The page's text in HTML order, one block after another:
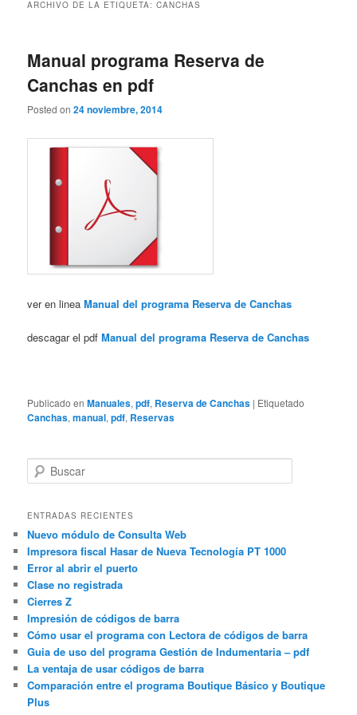
ARCHIVO DE LA ETIQUETA:CANCHAS
Manual programa Reserva de
Canchas en pdf
Posted on24 noviembre, 2014
ver en lineaManual del programa Reserva de Canchas
descagar el pdfManual del programa Reserva de Canchas
Publicado en Manuales,pdf, Reserva de Canchas | Etiquetado
Canchas,manual,pdf, Reservas
u
c
r
ENTRADAS RECIENTES
Nuevo módulo de Consulta Web
Impresora fiscal Hasar de Nueva Tecnología PT 1000
Error al abrir el puerto
Clase no registrada
Cierres Z
Impresión de códigos de barra
Cómo usar el programa con Lectora de códigos de barra
Guia de uso del programa Gestión de Indumentaria – pdf
La ventaja de usar códigos de barra
Comparación entre el programa Boutique Básico y Boutique
Plus